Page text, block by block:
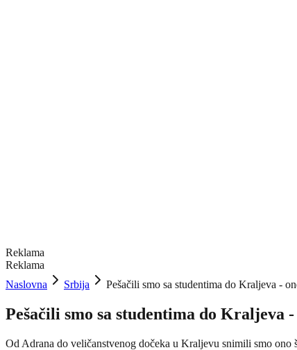
Reklama
Reklama
Naslovna
Srbija Pešačili smo sa studentima do Kraljeva -
Pešačili smo sa studentima do Kraljeva
Od Adrana do veličanstvenog dočeka u Kraljevu snimili smo ono